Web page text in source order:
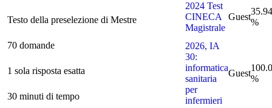
Testo della preselezione di Mestre
70 domande
1 sola risposta esatta
30 minuti di tempo
2024 Test
CINECA
Magistrale
Guest
35.94
%
2026, IA
30:
informatica
sanitaria
per
infermieri
Guest
%